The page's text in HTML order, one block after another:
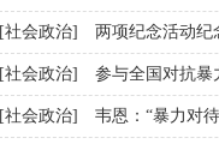
[社会政治] 两项纪念活动纪
[社会政治] 参与全国对抗暴
[社会政治] 韦恩：“暴力对